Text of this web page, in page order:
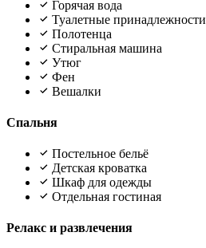
Горячая вода
Туалетные принадлежности
Полотенца
Стиральная машина
Утюг
Фен
Вешалки
Спальня
Постельное бельё
Детская кроватка
Шкаф для одежды
Отдельная гостиная
Релакс и развлечения